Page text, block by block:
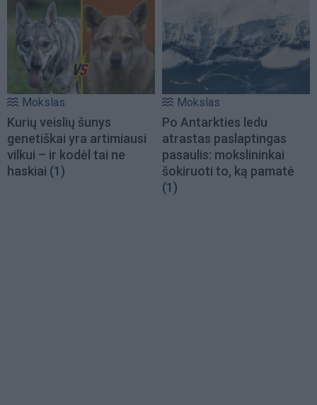
Mokslas
Kurių veislių šunys
genetiškai yra artimiausi
vilkui – ir kodėl tai ne
haskiai (1)
Mokslas
Po Antarkties ledu
atrastas paslaptingas
pasaulis: mokslininkai
šokiruoti to, ką pamatė
(1)